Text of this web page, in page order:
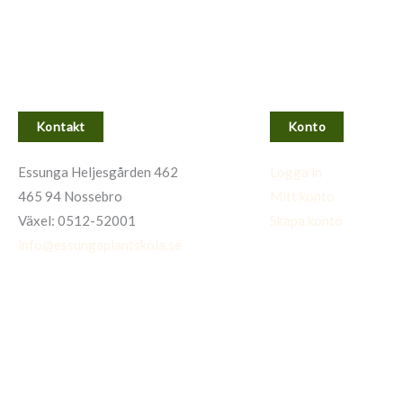
Kontakt
Essunga Heljesgården 462
465 94 Nossebro
Växel: 0512-52001
info@essungaplantskola.se
Konto
Logga in
Mitt konto
Skapa konto